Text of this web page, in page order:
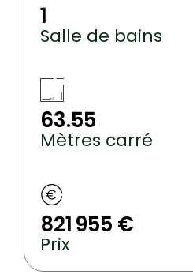
1
Salle de bains
63.55
Mètres carré
821 955 €
Prix